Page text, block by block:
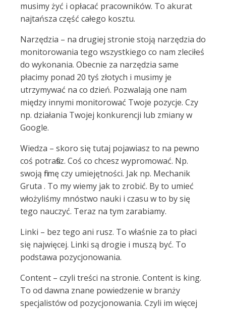
musimy żyć i opłacać pracowników. To akurat
najtańsza część całego kosztu.
Narzędzia – na drugiej stronie stoją narzędzia do
monitorowania tego wszystkiego co nam zleciłeś
do wykonania. Obecnie za narzędzia same
płacimy ponad 20 tyś złotych i musimy je
utrzymywać na co dzień. Pozwalają one nam
między innymi monitorować Twoje pozycje. Czy
np. działania Twojej konkurencji lub zmiany w
Google.
Wiedza – skoro się tutaj pojawiasz to na pewno
coś potrafisz. Coś co chcesz wypromować. Np.
swoją firmę czy umiejętności. Jak np. Mechanik
Gruta . To my wiemy jak to zrobić. By to umieć
włożyliśmy mnóstwo nauki i czasu w to by się
tego nauczyć. Teraz na tym zarabiamy.
Linki – bez tego ani rusz. To właśnie za to płaci
się najwięcej. Linki są drogie i muszą być. To
podstawa pozycjonowania.
Content – czyli treści na stronie. Content is king.
To od dawna znane powiedzenie w branży
specjalistów od pozycjonowania. Czyli im więcej